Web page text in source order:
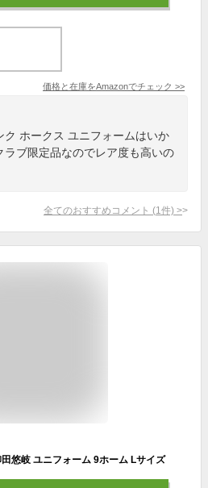
価格と在庫をAmazonでチェック >>
ク ホークス ユニフォームはいか
ブ限定品なのでレア度も高いの
全てのおすすめコメント (1 件) >
悠岐 ユニフォーム 9ホーム Lサイズ